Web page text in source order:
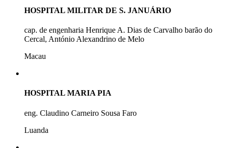
HOSPITAL MILITAR DE S. JANUÁRIO
cap. de engenharia Henrique A. Dias de Carvalho barão do
Cercal, António Alexandrino de Melo
Macau
HOSPITAL MARIA PIA
eng. Claudino Carneiro Sousa Faro
Luanda